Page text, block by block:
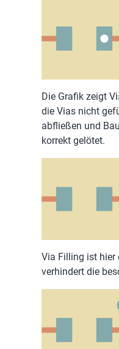
Die Grafik zeigt
die Vias nicht
abfließen und
korrekt gelötet.
Via Filling ist hier
verhindert die